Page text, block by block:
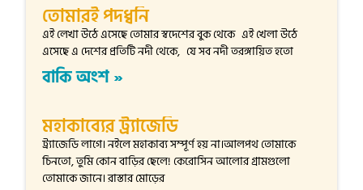
তোমারই পদধ্বনি
এই লেখা উঠে এসেছে তোমার স্বদেশের বুক থেকে এই খেলা উঠে
এসেছে এ দেশের প্রতিটি নদী থেকে, যে সব নদী তরঙ্গায়িত হতো
বাকি অংশ »
মহাকাব্যের ট্র্যাজেডি
ট্র্যাজেডি লাগে। নইলে মহাকাব্য সম্পূর্ণ হয় না।আলপথ তোমাকে
চিনতো, তুমি কোন বাড়ির ছেলে! কেরোসিন আলোর গ্রামগুলো
তোমাকে জানে। রাস্তার মোড়ের